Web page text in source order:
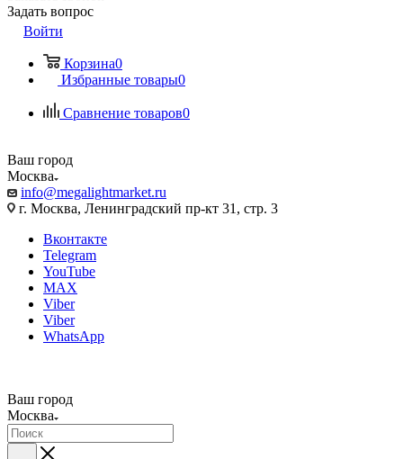
Задать вопрос
Войти
Корзина0
Избранные товары0
Сравнение товаров0
Ваш город
Москва
info@megalightmarket.ru
г. Москва, Ленинградский пр-кт 31, стр. 3
Вконтакте
Telegram
YouTube
MAX
Viber
Viber
WhatsApp
Ваш город
Москва